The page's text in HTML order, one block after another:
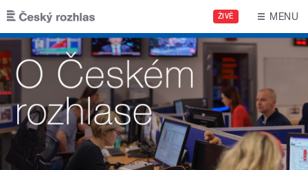
Přejít k hlavnímu obsahu
ŽIVĚ MENU